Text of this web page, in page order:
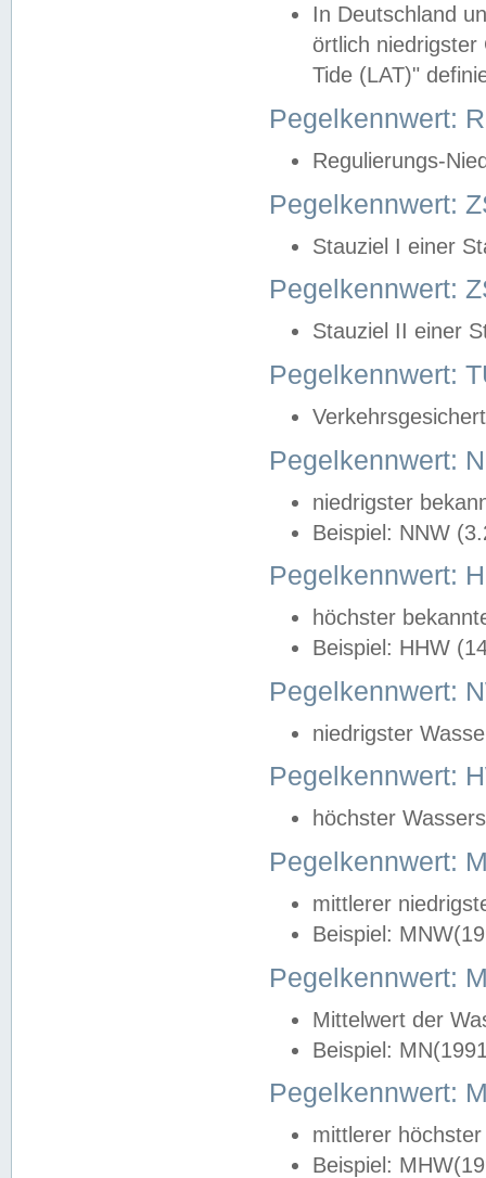
In Deutschland
örtlich
Tide (LAT)"
Pegelkennwert:
Regulierungs-
Pegelkennwert:
Stauziel I einer
Pegelkennwert:
Stauziel II einer
Pegelkennwert:
Pegelkennwert:
niedrigster
Beispiel: NNW
Pegelkennwert:
höchster
Beispiel: HHW
Pegelkennwert:
niedrigster
Pegelkennwert:
höchster
Pegelkennwert:
mittlerer
Beispiel:
Pegelkennwert:
Mittelwert der
Beispiel:
Pegelkennwert:
mittlerer
Beispiel: